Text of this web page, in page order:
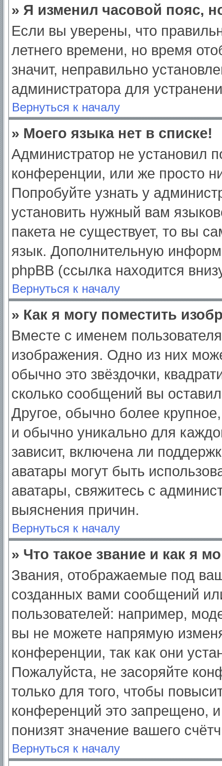
» Я изменил часовой пояс,
Если вы уверены, что
летнего времени, но время
значит, неправильно
администратора для
Вернуться к началу
» Моего языка нет в списке!
Администратор не установил
конференции, или же просто
Попробуйте узнать у
установить нужный вам
пакета не существует, то вы
язык. Дополнительную
phpBB (ссылка находится
Вернуться к началу
» Как я могу поместить
Вместе с именем
изображения. Одно из них
обычно это звёздочки,
сколько сообщений вы
Другое, обычно более
и обычно уникально для
зависит, включена ли
аватары могут быть
аватары, свяжитесь с
выяснения причин.
Вернуться к началу
» Что такое звание и как я
Звания, отображаемые под
созданных вами сообщений
пользователей: например,
вы не можете напрямую
конференции, так как они
Пожалуйста, не засоряйте
только для того, чтобы
конференций это запрещено,
понизят значение вашего
Вернуться к началу